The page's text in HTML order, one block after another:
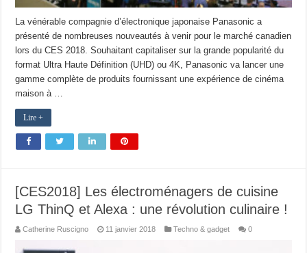
La vénérable compagnie d’électronique japonaise Panasonic a
présenté de nombreuses nouveautés à venir pour le marché canadien
lors du CES 2018. Souhaitant capitaliser sur la grande popularité du
format Ultra Haute Définition (UHD) ou 4K, Panasonic va lancer une
gamme complète de produits fournissant une expérience de cinéma
maison à …
Lire +
[CES2018] Les électroménagers de cuisine
LG ThinQ et Alexa : une révolution culinaire !
Catherine Ruscigno 11 janvier 2018 Techno & gadget 0